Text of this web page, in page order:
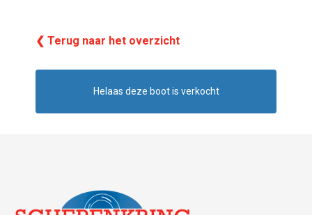
❮ Terug naar het overzicht
Helaas deze boot is verkocht